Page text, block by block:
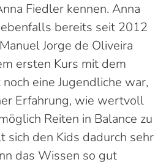
Fiedler kennen. Anna
bereits seit 2012
Jorge de Oliveira
ersten Kurs mit dem
eine Jugendliche war,
Erfahrung, wie wertvoll
Reiten in Balance zu
sich den Kids dadurch sehr
das Wissen so gut